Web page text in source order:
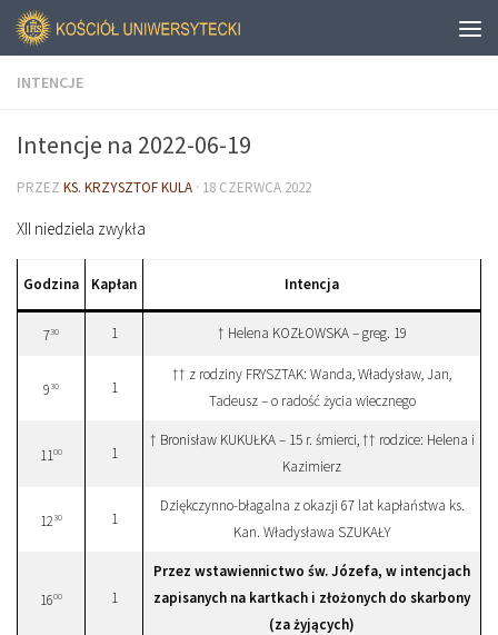
INTENCJE
Intencje na 2022-06-19
PRZEZ KS. KRZYSZTOF KULA · 18 CZERWCA 2022
XII niedziela zwykła
Godzina Kapłan Intencja
730 1 † Helena KOZŁOWSKA – greg. 19
930 1
†† z rodziny FRYSZTAK: Wanda, Władysław, Jan,
Tadeusz – o radość życia wiecznego
1100 1
† Bronisław KUKUŁKA – 15 r. śmierci, †† rodzice: Helena i
Kazimierz
1230 1
Dziękczynno-błagalna z okazji 67 lat kapłaństwa ks.
Kan. Władysława SZUKAŁY
1600 1
Przez wstawiennictwo św. Józefa, w intencjach
zapisanych na kartkach i złożonych do skarbony
(za żyjących)